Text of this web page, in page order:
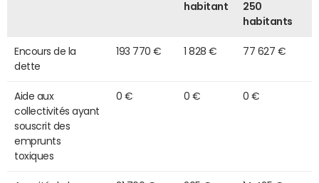
habitant
250
habitants
Encours de la
dette
193 770 € 1 828 € 77 627 €
Aide aux
collectivités ayant
souscrit des
emprunts
toxiques
0 € 0 € 0 €